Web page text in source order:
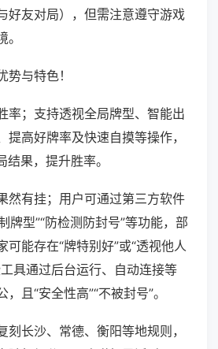
好友对局），但需注意遵守游戏
与特色！
率；支持透视全局牌型、智能出
提高好牌率及快速自摸等操作，
果，提升胜率。
然有挂；用户可通过第三方软件
牌型”“防检测防封号”等功能，部
可能存在“牌特别好”或“透视他人
具通过后台运行、自动连接等
且“安全性高”“不被封号”。
刻长沙、常德、衡阳等地规则，